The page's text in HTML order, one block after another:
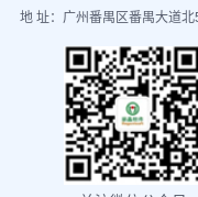
地 址：广州番禺区番禺大道